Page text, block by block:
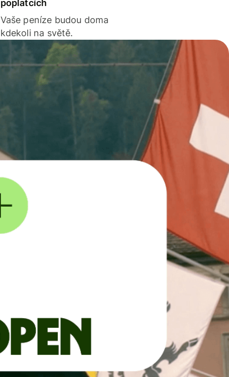
poplatcích
Vaše peníze budou doma
kdekoli na světě.